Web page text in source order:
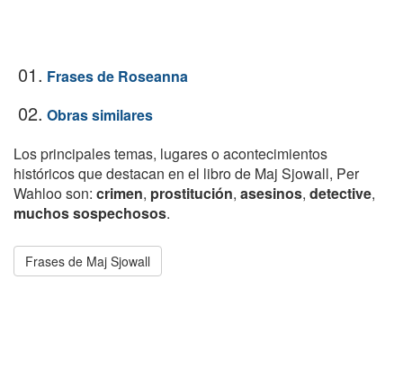
01. Frases de Roseanna
02. Obras similares
Los principales temas, lugares o acontecimientos
históricos que destacan en el libro de Maj Sjowall, Per
Wahloo son: crimen, prostitución, asesinos, detective,
muchos sospechosos.
Frases de Maj Sjowall